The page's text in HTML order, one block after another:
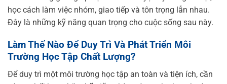
học cách làm việc nhóm, giao tiếp và tôn trọng lẫn nhau.
Đây là những kỹ năng quan trọng cho cuộc sống sau này.
Làm Thế Nào Để Duy Trì Và Phát Triển Môi
Trường Học Tập Chất Lượng?
Để duy trì một môi trường học tập an toàn và tiện ích, cần